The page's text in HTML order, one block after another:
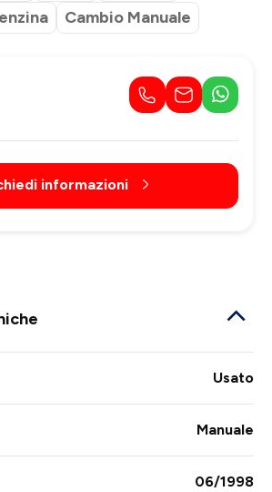
Cambio Manuale
informazioni
Usato
Manuale
06/1998